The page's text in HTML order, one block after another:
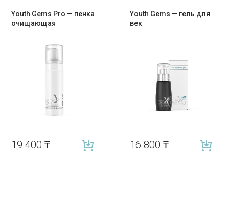
Youth Gems Pro — пенка
очищающая
19 400₸
Youth Gems — гель для
век
16 800 ₸